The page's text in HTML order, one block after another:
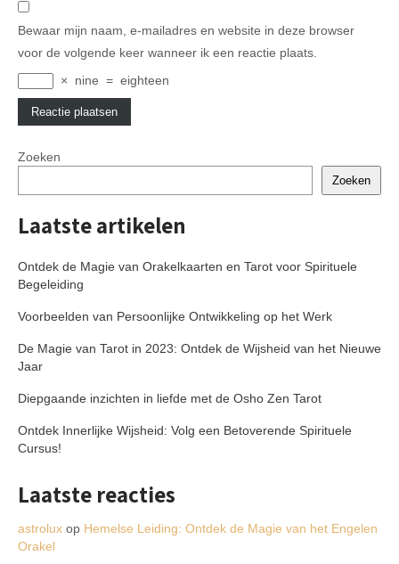
Bewaar mijn naam, e-mailadres en website in deze browser
voor de volgende keer wanneer ik een reactie plaats.
×
nine = eighteen
Zoeken
Zoeken
Laatste artikelen
Ontdek de Magie van Orakelkaarten en Tarot voor Spirituele
Begeleiding
Voorbeelden van Persoonlijke Ontwikkeling op het Werk
De Magie van Tarot in 2023: Ontdek de Wijsheid van het Nieuwe
Jaar
Diepgaande inzichten in liefde met de Osho Zen Tarot
Ontdek Innerlijke Wijsheid: Volg een Betoverende Spirituele
Cursus!
Laatste reacties
astrolux op Hemelse Leiding: Ontdek de Magie van het Engelen
Orakel